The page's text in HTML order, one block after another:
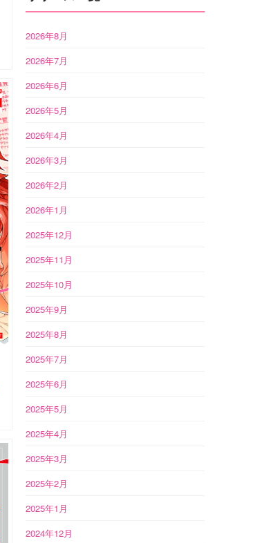
2026年8月
2026年7月
2026年6月
2026年5月
2026年4月
2026年3月
2026年2月
2026年1月
2025年12月
2025年11月
2025年10月
2025年9月
2025年8月
2025年7月
2025年6月
2025年5月
2025年4月
2025年3月
2025年2月
2025年1月
2024年12月